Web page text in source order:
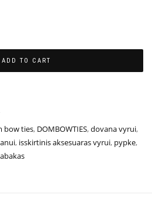
ADD TO CART
bow ties, DOMBOWTIES,dovana vyrui,
, isskirtinis aksesuaras vyrui, pypke,